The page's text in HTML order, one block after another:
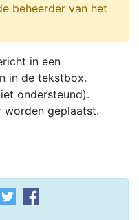
beheerder van het
in een
in de tekstbox.
ondersteund).
worden geplaatst.